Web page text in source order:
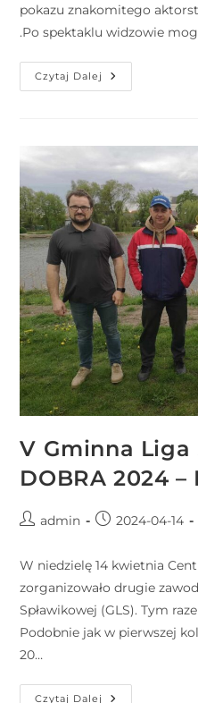
pokazu znakomitego
.Po spektaklu widzowie
Czytaj Dalej
V Gminna Liga
DOBRA 2024
admin 2024-04-14
W niedzielę 14 kwietnia
zorganizowało drugie
Spławikowej (GLS). Tym
Podobnie jak w pierwszej
20…
Czytaj Dalej